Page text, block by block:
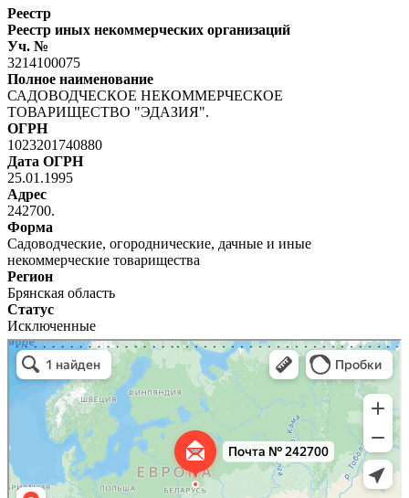
Реестр
Реестр иных некоммерческих организаций
Уч. №
3214100075
Полное наименование
САДОВОДЧЕСКОЕ НЕКОММЕРЧЕСКОЕ
ТОВАРИЩЕСТВО "ЭДАЗИЯ".
ОГРН
1023201740880
Дата ОГРН
25.01.1995
Адрес
242700.
Форма
Садоводческие, огороднические, дачные и иные
некоммерческие товарищества
Регион
Брянская область
Статус
Исключенные